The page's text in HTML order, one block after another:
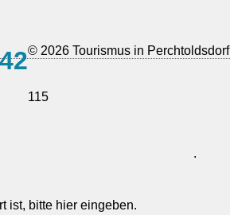
© 2026 Tourismus in Perchtoldsdorf
.
115